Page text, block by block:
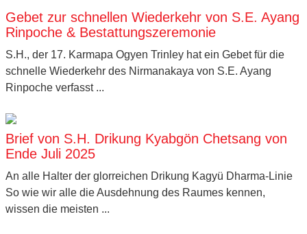
Gebet zur schnellen Wiederkehr von S.E. Ayang
Rinpoche & Bestattungszeremonie
S.H., der 17. Karmapa Ogyen Trinley hat ein Gebet für die
schnelle Wiederkehr des Nirmanakaya von S.E. Ayang
Rinpoche verfasst ...
Brief von S.H. Drikung Kyabgön Chetsang von
Ende Juli 2025
An alle Halter der glorreichen Drikung Kagyü Dharma-Linie
So wie wir alle die Ausdehnung des Raumes kennen,
wissen die meisten ...